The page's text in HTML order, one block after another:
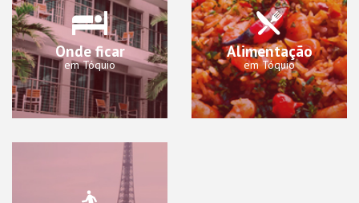
Onde ficar
em Tóquio
Alimentação
em Tóquio